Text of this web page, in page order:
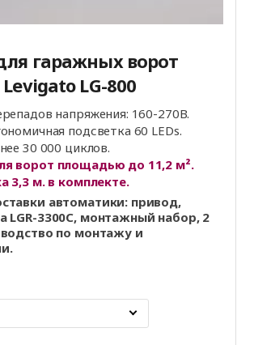
гаражных ворот
Levigato LG-800
напряжения: 160-270В.
подсветка 60 LEDs.
30 000 циклов.
ворот площадью до 11,2 м².
3,3 м. в комплекте.
автоматики: привод,
LGR-3300C, монтажный набор, 2
по монтажу и